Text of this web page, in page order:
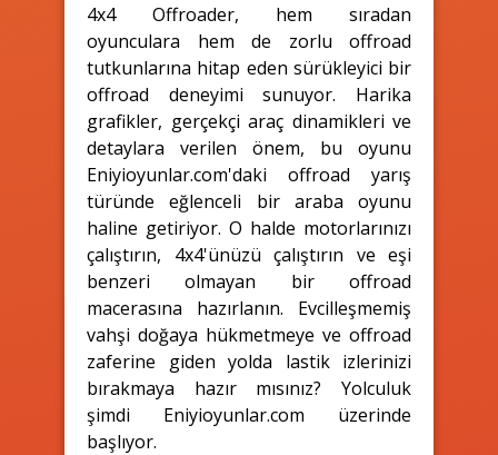
4x4 Offroader, hem sıradan
oyunculara hem de zorlu offroad
tutkunlarına hitap eden sürükleyici bir
offroad deneyimi sunuyor. Harika
grafikler, gerçekçi araç dinamikleri ve
detaylara verilen önem, bu oyunu
Eniyioyunlar.com'daki offroad yarış
türünde eğlenceli bir araba oyunu
haline getiriyor. O halde motorlarınızı
çalıştırın, 4x4'ünüzü çalıştırın ve eşi
benzeri olmayan bir offroad
macerasına hazırlanın. Evcilleşmemiş
vahşi doğaya hükmetmeye ve offroad
zaferine giden yolda lastik izlerinizi
bırakmaya hazır mısınız? Yolculuk
şimdi Eniyioyunlar.com üzerinde
başlıyor.